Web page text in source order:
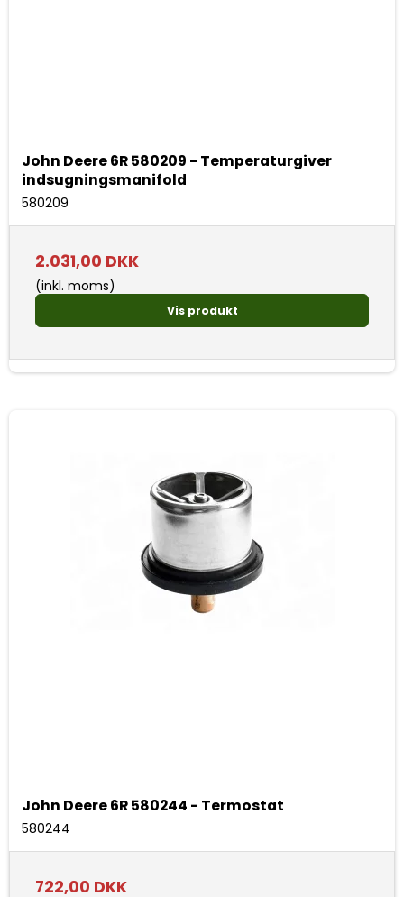
John Deere 6R 580209 - Temperaturgiver
indsugningsmanifold
580209
2.031,00 DKK
(inkl. moms)
Vis produkt
John Deere 6R 580244 - Termostat
580244
722,00 DKK